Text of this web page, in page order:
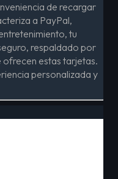
de recargar
a PayPal,
tu
respaldado por
ofrecen estas tarjetas.
personalizada y